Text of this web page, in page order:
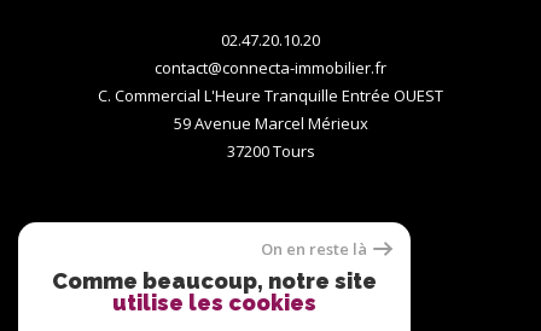
02.47.20.10.20
contact@connecta-immobilier.fr
C. Commercial L'Heure Tranquille Entrée OUEST
59 Avenue Marcel Mérieux
37200 tours
On en reste là
Comme beaucoup, notre site
utilise les cookies